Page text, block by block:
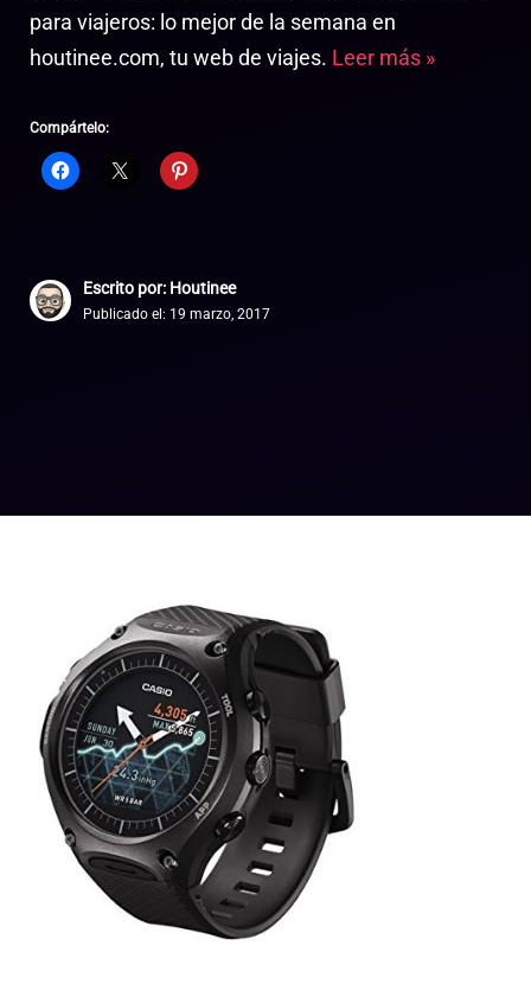
para viajeros: lo mejor de la semana en
houtinee.com, tu web de viajes. Leer más »
Compártelo:
Escrito por: Houtinee
Publicado el: 19 marzo, 2017